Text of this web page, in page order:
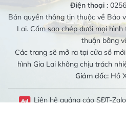
Điện thoại :
Bản quyền thông tin thuộc về Báo
Lai. Cấm sao chép dưới mọi
thuận bằng
Các trang sẽ mở ra tại cửa sổ
hình Gia Lai không chịu trách
Giám đốc:Hồ
Liên hệ quảng cáo SĐT-